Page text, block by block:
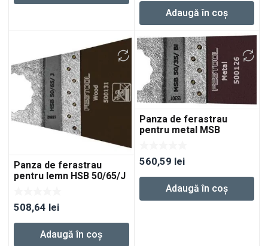
Adaugă în coș
Panza de ferastrau
pentru lemn HSB 50/65/J
508,64 lei
Adaugă în coș
Panza de ferastrau
pentru metal MSB
560,59 lei
Adaugă în coș